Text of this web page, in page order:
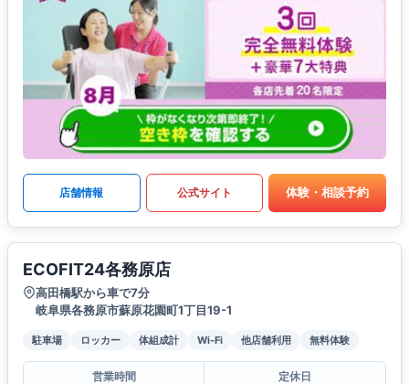
店舗情報 公式サイト 体験・相談予約
ECOFIT24各務原店
高田橋駅から車で7分
岐阜県各務原市蘇原花園町1丁目19-1
駐車場 ロッカー 体組成計 Wi-Fi 他店舗利用 無料体験
営業時間
定休日